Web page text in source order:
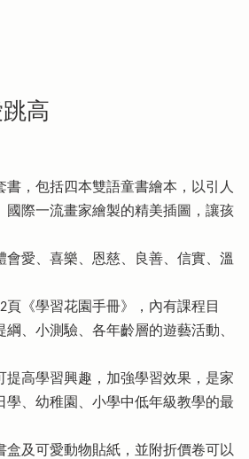
高
書，包括四本雙語童書繪本，以引人
國際一流畫家繪製的精美插圖，讓孩
會愛、喜樂、恩慈、良善、信實、溫
頁《學習花園手冊》，內有課程目
、小測驗、各年齡層的遊藝活動、
提高學習興趣，加強學習效果，是家
學、幼稚園、小學中低年級教學的最
盒及可愛動物貼紙，並附折價卷可以